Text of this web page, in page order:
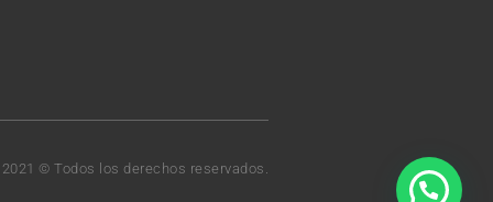
© Todos los derechos reservados.